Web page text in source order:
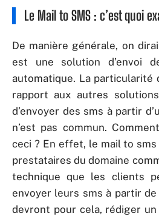
Le Mail to SMS : c’est quoi
De manière générale, on
est une solution d’envoi
automatique. La particularité
rapport aux autres
d’envoyer des sms à partir
n’est pas commun.
ceci ? En effet, le mail to
prestataires du domaine
technique que les clients
envoyer leurs sms à partir
devront pour cela, rédiger